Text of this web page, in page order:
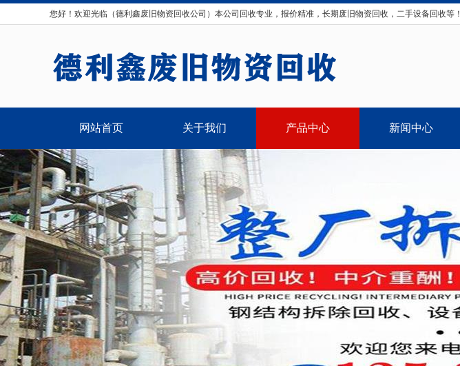
您好！欢迎光临（德利鑫废旧物资回收公司）本公司回收专业，报价精准，长期废旧物资回收，二手设备回收等！
网站首页 关于我们 产品中心 新闻中心